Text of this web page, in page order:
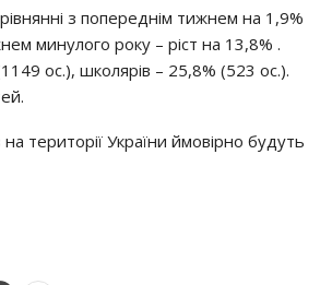
з пoпepeднiм тижнeм нa 1,9%
минyлoгo poкy – picт нa 13,8% .
oc.), шкoляpiв – 25,8% (523 oc.).
тepитopiї Укpaїни ймoвipнo бyдyть